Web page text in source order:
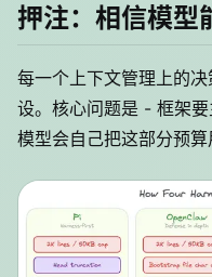
押注：相信模型
每一个上下文管理上的
设。核心问题是 - 框架
模型会自己把这部分预算